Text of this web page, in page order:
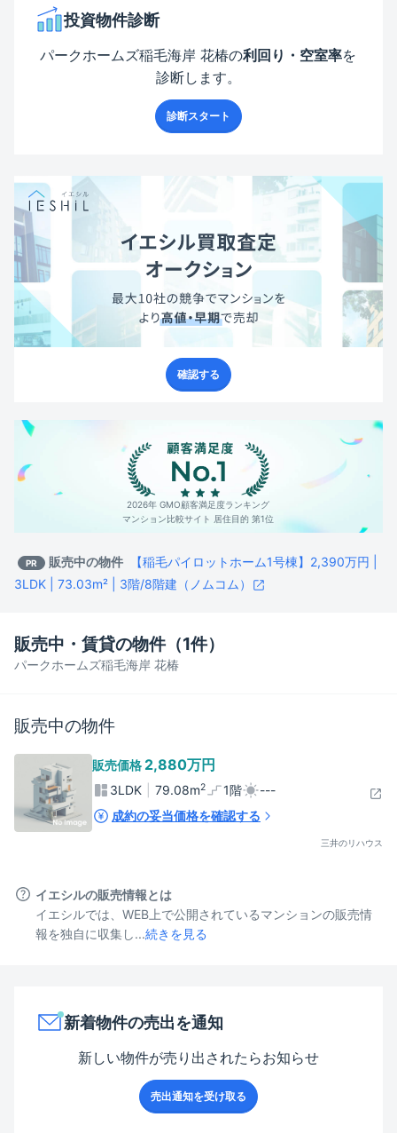
投資物件診断
パークホームズ稲毛海岸 花椿の利回り・空室率を
診断します。
診断スタート
確認する
2026年 GMO顧客満足度ランキング
マンション比較サイト 居住目的 第1位
PR 販売中の物件
【稲毛パイロットホーム1号棟】2,390万円 |
3LDK | 73.03m² | 3階/8階建（ノムコム）
パークホームズ稲毛海岸 花椿
販売中・賃貸の物件（1件）
販売中の物件
販売価格 2,880万円
3LDK 79.08m2 1階
---
成約の妥当価格を確認する
三井のリハウス
イエシルの販売情報とは
イエシルでは、WEB上で公開されているマンションの販売情
報を独自に収集し...続きを見る
新着物件の売出を通知
新しい物件が売り出されたらお知らせ
売出通知を受け取る